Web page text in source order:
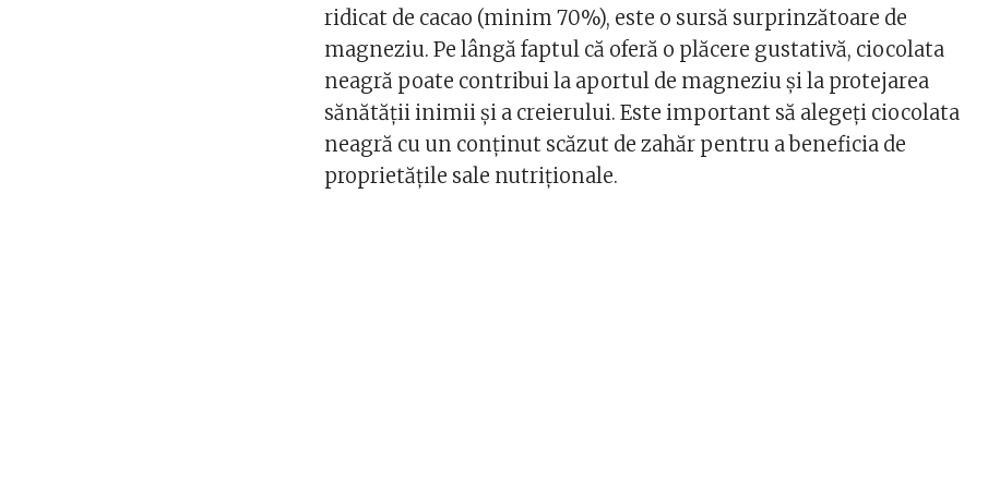
ridicat de cacao (minim 70%), este o sursă surprinzătoare de
magneziu. Pe lângă faptul că oferă o plăcere gustativă, ciocolata
neagră poate contribui la aportul de magneziu și la protejarea
sănătății inimii și a creierului. Este important să alegeți ciocolata
neagră cu un conținut scăzut de zahăr pentru a beneficia de
proprietățile sale nutriționale.